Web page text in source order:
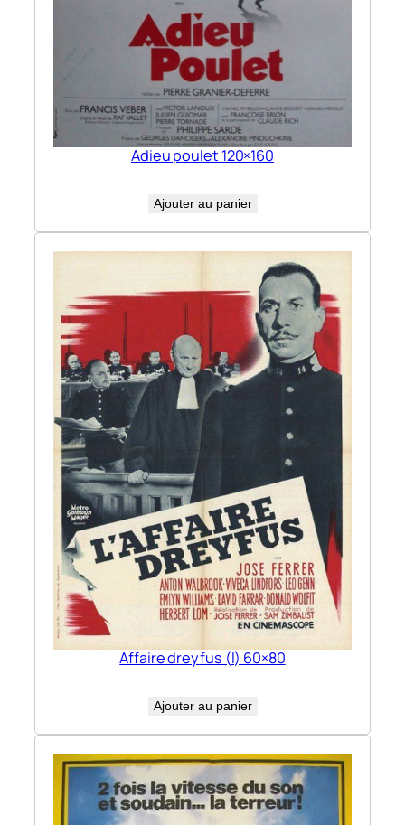
Adieu poulet 120×160
Ajouter au panier
Affaire dreyfus (l) 60×80
Ajouter au panier